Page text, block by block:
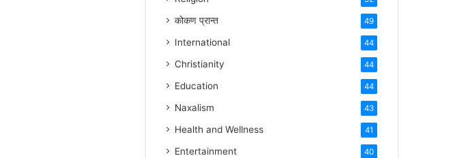
कोकण प्रान्त 49
International 44
Christianity 44
Education 44
Naxalism 43
Health and Wellness 41
Entertainment 40